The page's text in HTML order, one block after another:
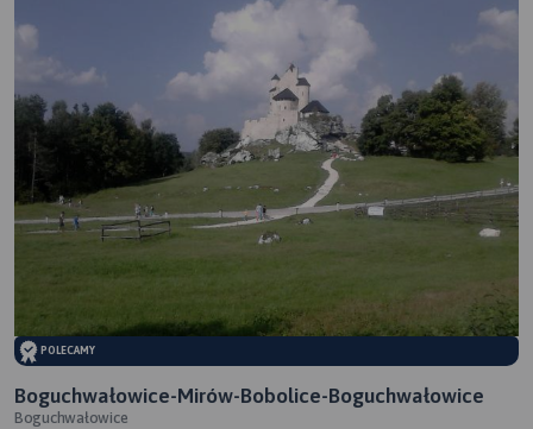
POLECAMY
Boguchwałowice-Mirów-Bobolice-Boguchwałowice
Boguchwałowice